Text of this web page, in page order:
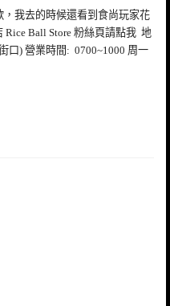
我去的時候還看到食尚玩家花
Ball Store 粉絲頁請點我 地
口) 營業時間: 0700~1000 周一